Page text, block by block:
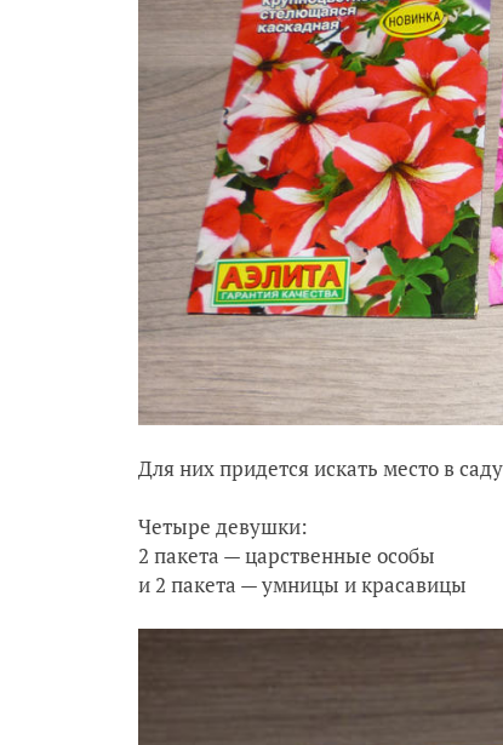
Для них придется искать место в
Четыре девушки:
2 пакета — царственные особы
и 2 пакета — умницы и красавицы